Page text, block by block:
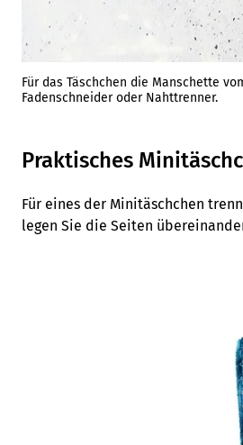
Für das Täschchen die Manschette
Fadenschneider oder Nahttrenner.
Praktisches
Für eines der Minitäschchen
legen Sie die Seiten